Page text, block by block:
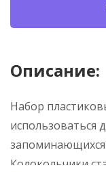
Описание:
Набор
использоваться
Колокольчики